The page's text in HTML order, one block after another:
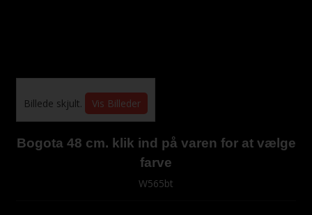
Billede skjult. Vis Billeder
Bogota 48 cm. klik ind på varen for at vælge
farve
W565bt